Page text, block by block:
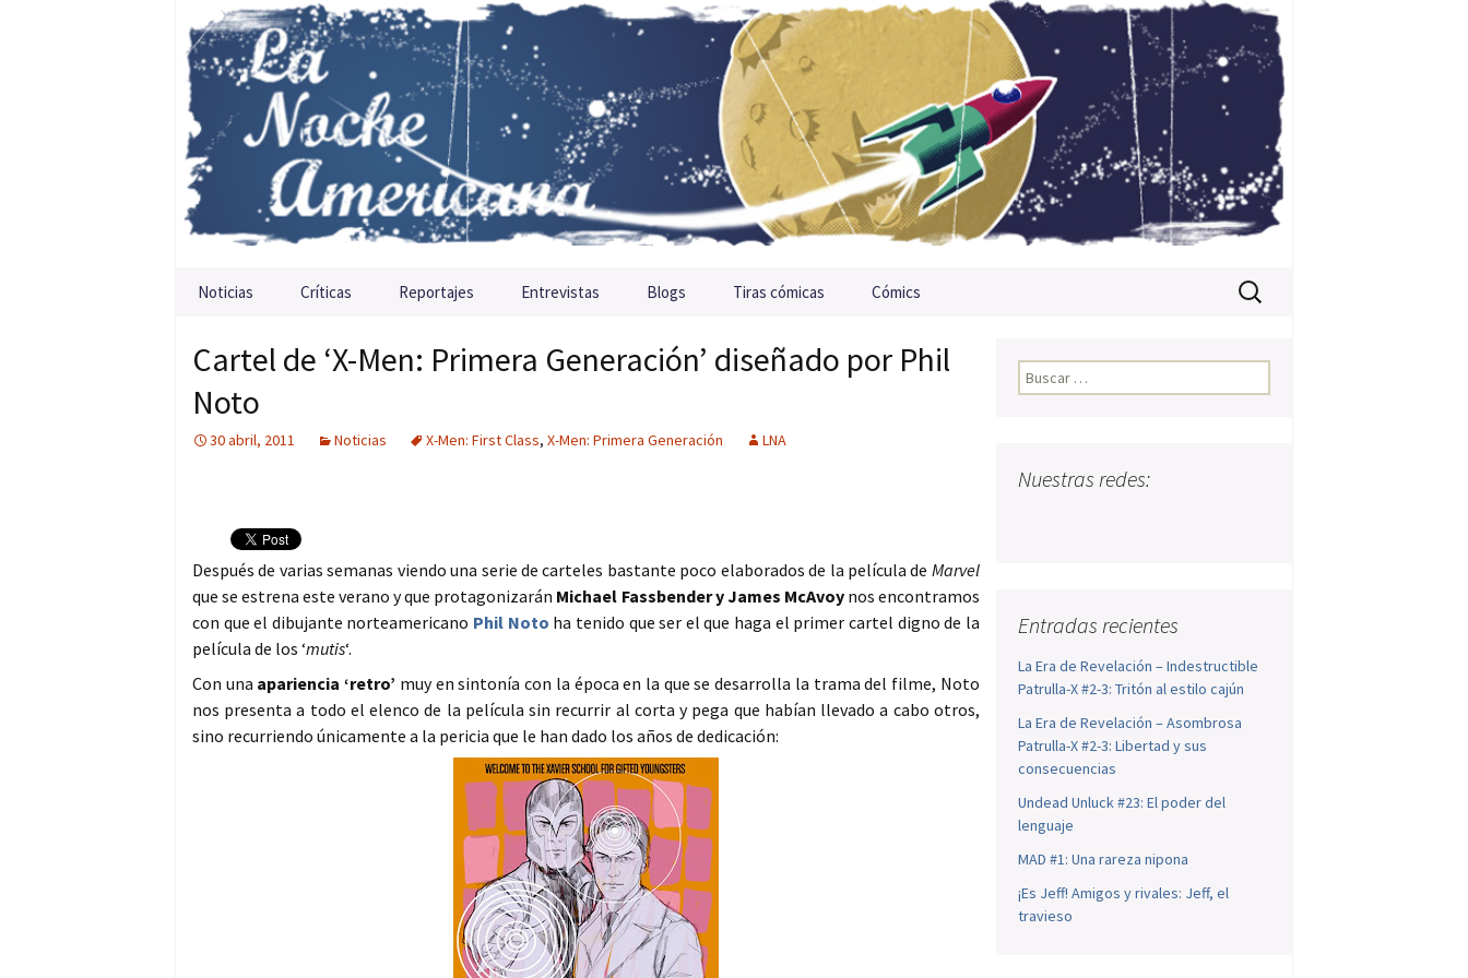
Saltar al contenido
Noticias Críticas Reportajes Entrevistas Blogs Tiras cómicas Cómics Buscar:
Cartel de ‘X-Men: Primera Generación’ diseñado por Phil
Noto
30 abril, 2011 Noticias X-Men: First Class, X-Men: Primera Generación LNA
Después de varias semanas viendo una serie de carteles bastante poco elaborados de la película de Marvel
que se estrena este verano y que protagonizarán Michael Fassbender y James McAvoynos encontramos
con que el dibujante norteamericano Phil Noto ha tenido que ser el que haga el primer cartel digno de la
película de los ‘mutis‘.
Con una apariencia ‘retro’ muy en sintonía con la época en la que se desarrolla la trama del filme, Noto
nos presenta a todo el elenco de la película sin recurrir al corta y pega que habían llevado a cabo otros,
sino recurriendo únicamente a la pericia que le han dado los años de dedicación:
Buscar:
Nuestras redes:
Entradas recientes
La Era de Revelación – Indestructible
Patrulla-X #2-3: Tritón al estilo cajún
La Era de Revelación – Asombrosa
Patrulla-X #2-3: Libertad y sus
consecuencias
Undead Unluck #23: El poder del
lenguaje
MAD #1: Una rareza nipona
¡Es Jeff! Amigos y rivales: Jeff, el
travieso